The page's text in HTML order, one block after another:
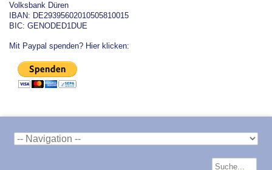
Volksbank Düren
IBAN: DE29395602010505810015
BIC: GENODED1DUE
Mit Paypal spenden? Hier klicken: